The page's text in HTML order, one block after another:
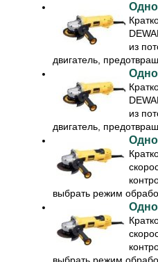
из
двигатель,
из
двигатель,
выбрать режим